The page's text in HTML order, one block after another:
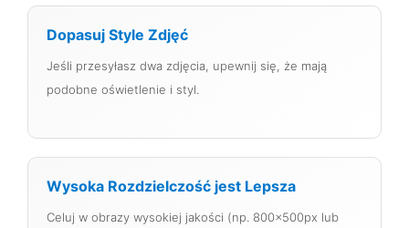
Dopasuj Style Zdjęć
Jeśli przesyłasz dwa zdjęcia, upewnij się, że mają
podobne oświetlenie i styl.
Wysoka Rozdzielczość jest Lepsza
Celuj w obrazy wysokiej jakości (np. 800x500px lub